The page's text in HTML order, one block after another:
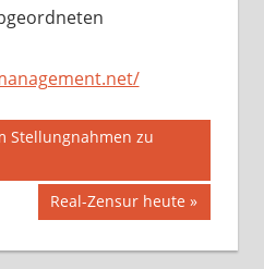
Stellungnahmen zu
Nächster
Beitrag:
Real-Zensur heute